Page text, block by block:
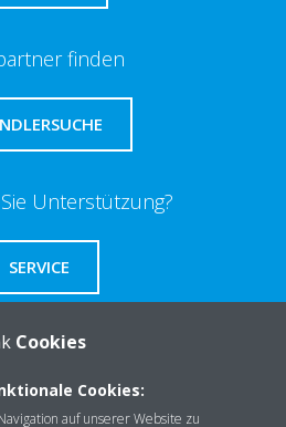
finden
Unterstützung?
SERVICE
Cookies
Cookies:
auf unserer Website zu